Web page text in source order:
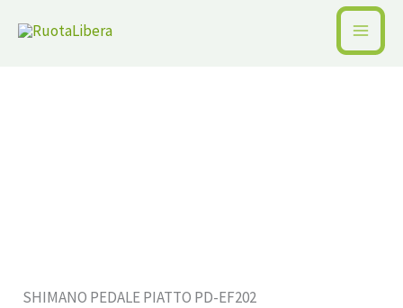
Home /Pagina precedente
SHIMANO PEDALE PIATTO PD-EF202